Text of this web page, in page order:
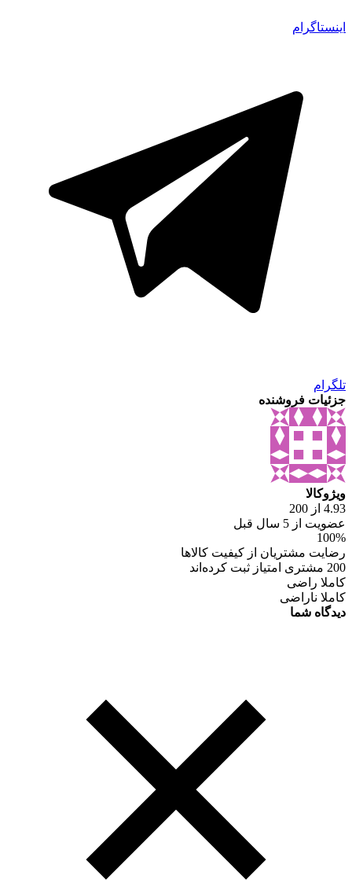
اینستاگرام
تلگرام
جزئیات فروشنده
ویژوکالا
4.93 از 200
عضویت از 5 سال قبل
100%
رضایت مشتریان از کیفیت کالاها
200 مشتری امتیاز ثبت کرده‌اند
کاملا راضی
کاملا ناراضی
دیدگاه شما